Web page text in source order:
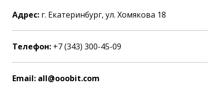
Адрес: г. Екатеринбург, ул. Хомякова 18
Телефон: +7 (343) 300-45-09
Email: all@ooobit.com